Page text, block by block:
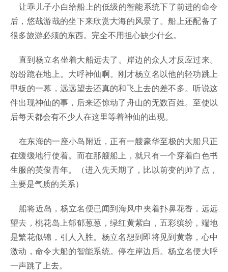
让乖儿子小白给船上的低级的智能系统下了前进的命令
后，悠哉游哉的坐下来欣赏大海的风景了。船上还配备了
很多旅游必须的东西。完全不用担心缺少什幺。
直到杨立名坐着大船远去了。岸边的众人才反应过来。
纷纷跪在地上。大呼神仙啊。刚才杨立名以他的轻功跳上
甲板的一幕，远远望去还真的和飞上去的差不多。听说这
件出现神仙的事，后来还惊动了舟山的无数百姓。至使以
后每天都会有不少人在这里等着神仙的出现。
在东海的一座小岛附近，正有一艘豪华至极的大船只正
在缓缓地行使着。而在那艘船上，就只有一个穿着白色书
生服的英俊青年。（进入先天期了，比以前变的帅了点，
主要是气质的关系）
船将近岛，杨立名便已闻到海风中夹着扑鼻花香，远远
望去，桃花岛上郁郁葱葱，绿红黄紫白，五彩缤纷，端地
是繁花似锦，引人入胜。杨立名想到即将见到黄蓉，心中
激动，命令大船的智能系统。停在岸边后。杨立名便大呼
一声跳了上去。